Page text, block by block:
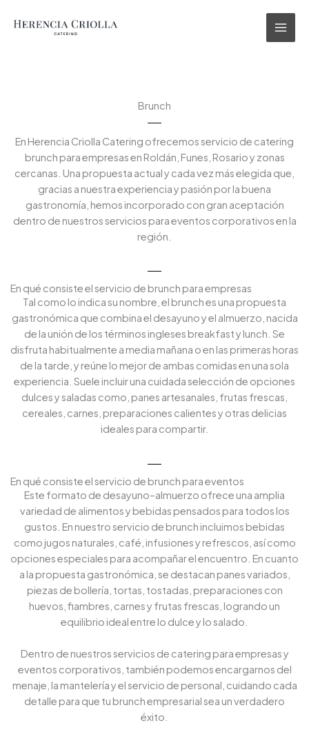
Brunch
En Herencia Criolla Catering ofrecemos servicio de catering
brunch para empresas en Roldán, Funes, Rosario y zonas
cercanas. Una propuesta actual y cada vez más elegida que,
gracias a nuestra experiencia y pasión por la buena
gastronomía, hemos incorporado con gran aceptación
dentro de nuestros servicios para eventos corporativos en la
región.
En qué consiste el servicio de brunch para empresas
Tal como lo indica su nombre, el brunch es una propuesta
gastronómica que combina el desayuno y el almuerzo, nacida
de la unión de los términos ingleses breakfast y lunch. Se
disfruta habitualmente a media mañana o en las primeras horas
de la tarde, y reúne lo mejor de ambas comidas en una sola
experiencia. Suele incluir una cuidada selección de opciones
dulces y saladas como, panes artesanales, frutas frescas,
cereales, carnes, preparaciones calientes y otras delicias
ideales para compartir.
En qué consiste el servicio de brunch para eventos
Este formato de desayuno–almuerzo ofrece una amplia
variedad de alimentos y bebidas pensados para todos los
gustos. En nuestro servicio de brunch incluimos bebidas
como jugos naturales, café, infusiones y refrescos, así como
opciones especiales para acompañar el encuentro. En cuanto
a la propuesta gastronómica, se destacan panes variados,
piezas de bollería, tortas, tostadas, preparaciones con
huevos, fiambres, carnes y frutas frescas, logrando un
equilibrio ideal entre lo dulce y lo salado.
Dentro de nuestros servicios de catering para empresas y
eventos corporativos, también podemos encargarnos del
menaje, la mantelería y el servicio de personal, cuidando cada
detalle para que tu brunch empresarial sea un verdadero
éxito.